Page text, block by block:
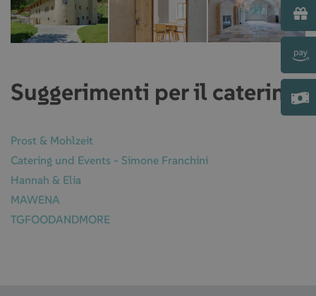
Suggerimenti per il catering:
Prost & Mohlzeit
Catering und Events - Simone Franchini
Hannah & Elia
MAWENA
TGFOODANDMORE